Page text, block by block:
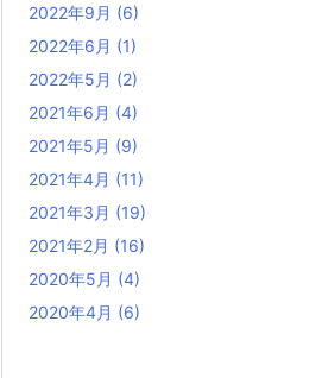
2022年9月 (6)
2022年6月 (1)
2022年5月 (2)
2021年6月 (4)
2021年5月 (9)
2021年4月 (11)
2021年3月 (19)
2021年2月 (16)
2020年5月 (4)
2020年4月 (6)